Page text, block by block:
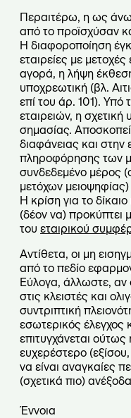
Περαιτέρω, η ως
από το προϊσχύσαν
Η διαφοροποίηση
εταιρείες με
αγορά, η λήψη
υποχρεωτική (βλ.
επί του άρ. 101). Υπό
εταιρειών, η σχετική
σημασίας.
διαφάνειας και
πληροφόρησης των
συνδεδεμένο μέρος
μετόχων μειοψηφίας)
Η κρίση για το
(δέον να)
του εταιρικού
Αντίθετα, οι μη
από το πεδίο
Εύλογα, άλλωστε, αν
στις κλειστές και
συντριπτική
εσωτερικός
επιτυγχάνεται
ευχερέστερο
να είναι αναγκαίες
(σχετικά πιο)
Έννοια